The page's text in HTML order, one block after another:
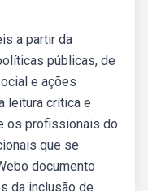
a partir da
públicas, de
e ações
leitura crítica e
os profissionais do
que se
documento
da inclusão de